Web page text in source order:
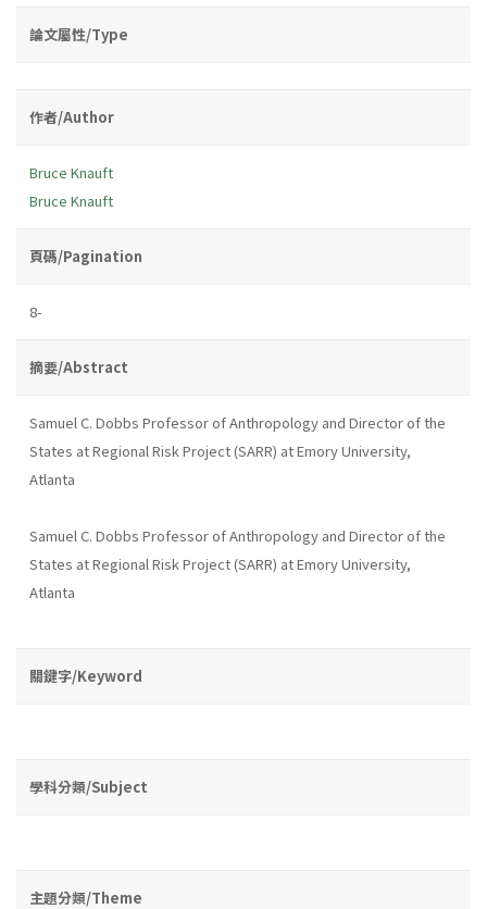
論文屬性/Type
作者/Author
Bruce Knauft
Bruce Knauft
頁碼/Pagination
8-
摘要/Abstract
Samuel C. Dobbs Professor of Anthropology and Director of the
States at Regional Risk Project (SARR) at Emory University,
Atlanta
Samuel C. Dobbs Professor of Anthropology and Director of the
States at Regional Risk Project (SARR) at Emory University,
Atlanta
關鍵字/Keyword
學科分類/Subject
主題分類/Theme